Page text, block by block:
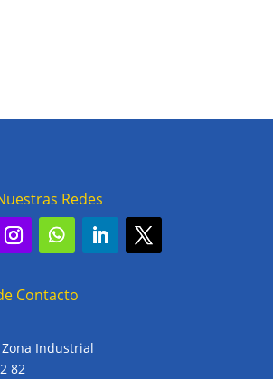
Redes
Contacto
Industrial
82